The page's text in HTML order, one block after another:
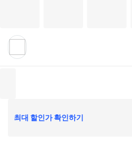
최대 할인가 확인하기